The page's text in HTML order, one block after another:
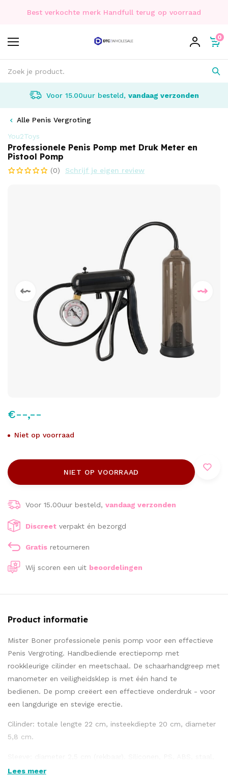
Best verkochte merk Handfull terug op voorraad
0
Voor 15.00uur besteld, vandaag verzonden
Alle Penis Vergroting
You2Toys
Professionele Penis Pomp met Druk Meter en
Pistool Pomp
(0) Schrijf je eigen review
€--,--
Niet op voorraad
NIET OP VOORRAAD
Voor 15.00uur besteld, vandaag verzonden
Discreet verpakt én bezorgd
Gratis retourneren
Wij scoren een uit beoordelingen
Product informatie
Mister Boner professionele penis pomp voor een effectieve
Penis Vergroting. Handbediende erectiepomp met
rookkleurige cilinder en meetschaal. De schaarhandgreep met
manometer en veiligheidsklep is met één hand te
bedienen. De pomp creëert een effectieve onderdruk - voor
een langdurige en stevige erectie.
Cilinder: totale lengte 22 cm, insteekdiepte 20 cm, diameter
5,8 cm.
ijzer, koper, POM.
Lees meer